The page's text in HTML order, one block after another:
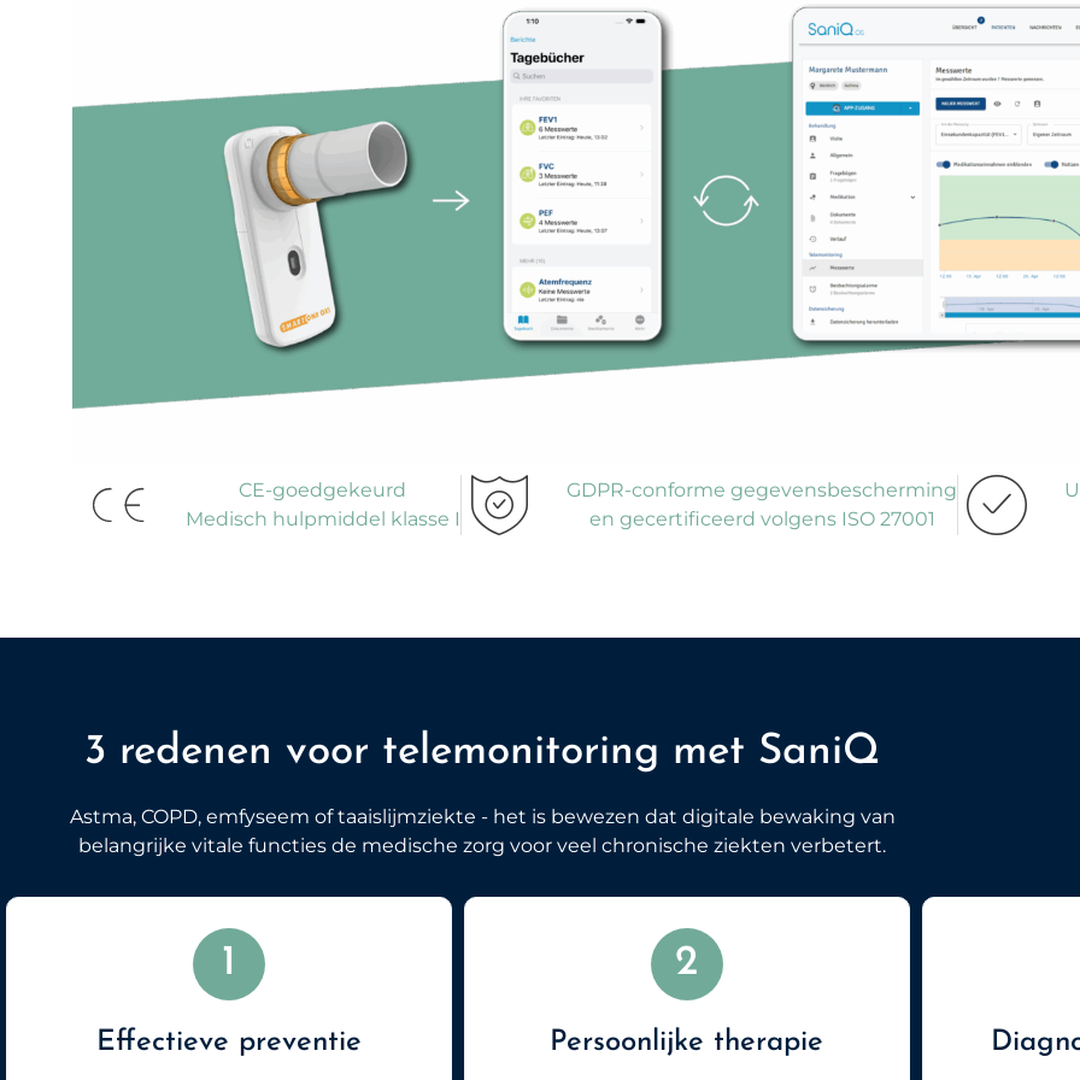
CE-goedgekeurd
Medisch hulpmiddel klasse I
GDPR-conforme gegevensbescherming
en gecertificeerd volgens ISO 27001
3 redenen voor telemonitoring met SaniQ
Astma, COPD, emfyseem of taaislijmziekte - het is bewezen dat digitale bewaking van
belangrijke vitale functies de medische zorg voor veel chronische ziekten verbetert.
1
Effectieve preventie
2
Persoonlijke therapie